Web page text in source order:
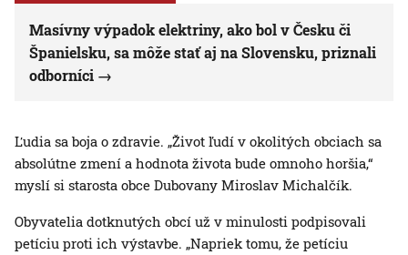
Masívny výpadok elektriny, ako bol v Česku či
Španielsku, sa môže stať aj na Slovensku, priznali
odborníci
Ľudia sa boja o zdravie. „Život ľudí v okolitých obciach sa
absolútne zmení a hodnota života bude omnoho horšia,“
myslí si starosta obce Dubovany Miroslav Michalčík.
Obyvatelia dotknutých obcí už v minulosti podpisovali
petíciu proti ich výstavbe. „Napriek tomu, že petíciu